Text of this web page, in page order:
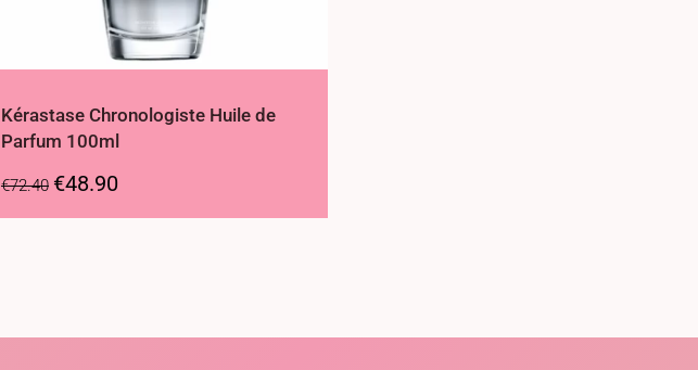
Kérastase Chronologiste Huile de
Parfum 100ml
€72.40 €48.90